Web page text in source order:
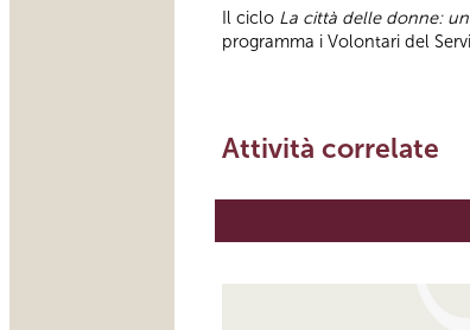
Il ciclo La città delle donne:
programma i Volontari del
Attività correlate